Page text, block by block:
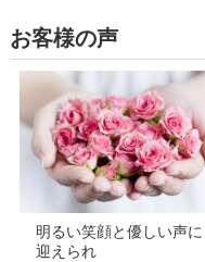
お客様の声
明るい笑顔と優しい声に
迎えられ